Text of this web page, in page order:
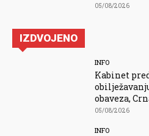
05/08/2026
IZDVOJENO
INFO
Kabinet
obaveza,
05/08/2026
INFO